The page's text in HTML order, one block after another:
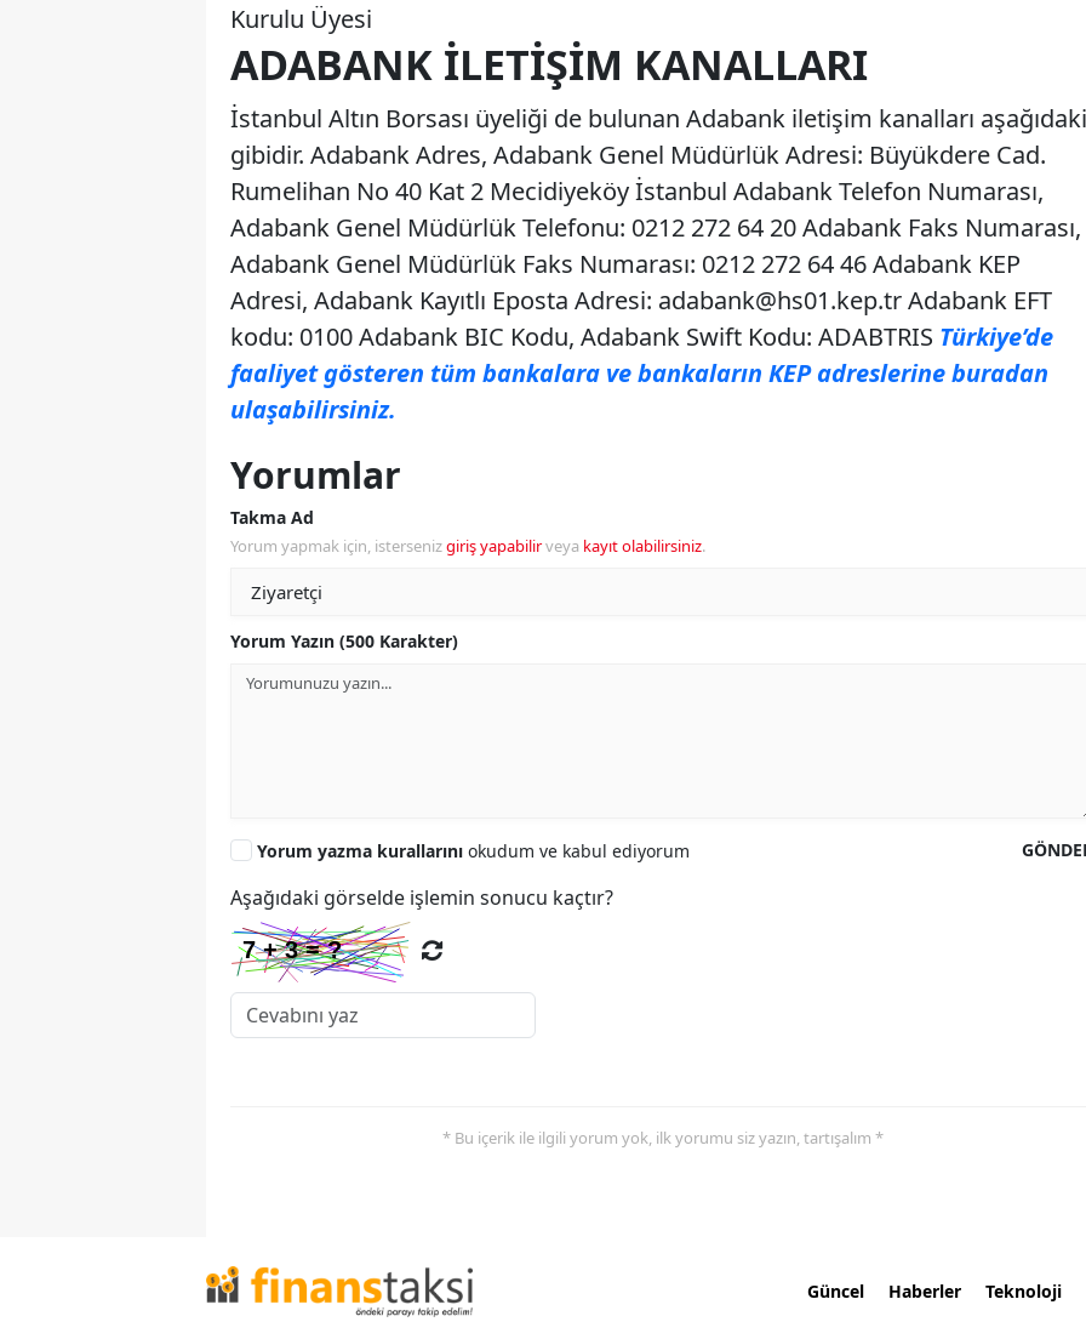
Kurulu Üyesi
ADABANK İLETIŞIM KANALLARI
İstanbul Altın Borsası üyeliği de bulunan Adabank iletişim kanalları aşağıdaki
gibidir. Adabank Adres, Adabank Genel Müdürlük Adresi: Büyükdere Cad.
Rumelihan No 40 Kat 2 Mecidiyeköy İstanbul Adabank Telefon Numarası,
Adabank Genel Müdürlük Telefonu: 0212 272 64 20 Adabank Faks Numarası,
Adabank Genel Müdürlük Faks Numarası: 0212 272 64 46 Adabank KEP
Adresi, Adabank Kayıtlı Eposta Adresi: adabank@hs01.kep.trAdabank EFT
kodu: 0100 Adabank BIC Kodu, Adabank Swift Kodu: ADABTRIS Türkiye’de
faaliyet gösteren tüm bankalara ve bankaların KEP adreslerine buradan
ulaşabilirsiniz.
Yorumlar
Takma Ad
Yorum yapmak için, istersenizgiriş yapabilirveya kayıt olabilirsiniz.
Yorum Yazın (500 Karakter)
Yorum yazma kurallarını okudum ve kabul ediyorum
Aşağıdaki görselde işlemin sonucu kaçtır?
* Bu içerik ile ilgili yorum yok, ilk yorumu siz yazın, tartışalım *
Güncel Haberler Teknoloji